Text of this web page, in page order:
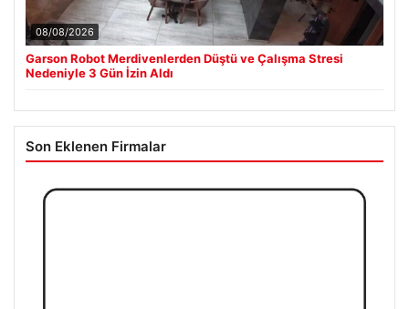
08/08/2026
Garson Robot Merdivenlerden Düştü ve Çalışma Stresi
Nedeniyle 3 Gün İzin Aldı
Son Eklenen Firmalar